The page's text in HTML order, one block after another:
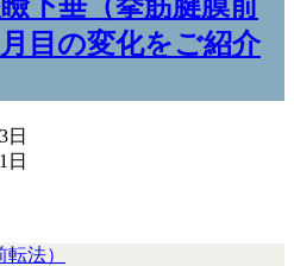
目の変化をご紹介
日
日
法）